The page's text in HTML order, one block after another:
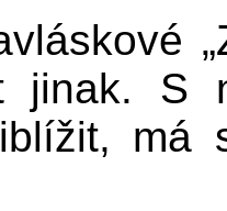
jinak. S
má